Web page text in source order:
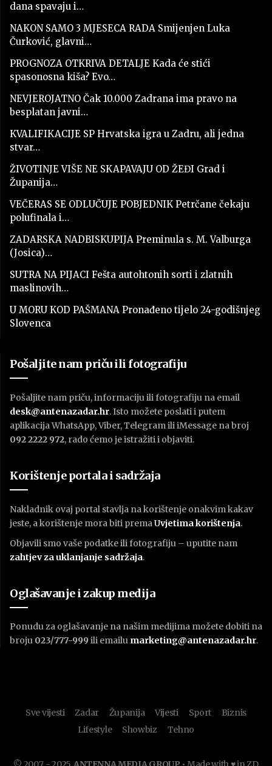
dana spavaju i…
NAKON SAMO 3 MJESECA RADA Smijenjen Luka
Čurković, glavni…
PROGNOZA OTKRIVA DETALJE Kada će stići
spasonosna kiša? Evo…
NEVJEROJATNO Čak 10.000 Zadrana ima pravo na
besplatan javni…
KVALIFIKACIJE SP Hrvatska igra u Zadru, ali jedna
stvar…
ŽIVOTINJE VIŠE NE SKAPAVAJU OD ŽEĐI Grad i
Županija…
VEČERAS SE ODLUČUJE POBJEDNIK Petrčane čekaju
polufinala i…
ZADARSKA NADBISKUPIJA Preminula s. M. Valburga
(Josica)…
SUTRA NA PIJACI Fešta autohtonih sorti i zlatnih
maslinovih…
U MORU KOD PAŠMANA Pronađeno tijelo 24-godišnjeg
Slovenca
Pošaljite nam priču ili fotografiju
Pošaljite nam priču, informaciju ili fotografiju na email
desk@antenazadar.hr. Isto možete poslati i putem
aplikacija WhatsApp, Viber, Telegram ili iMessage na broj
092 2222 972, rado ćemo je istražiti i objaviti.
Korištenje portala i sadržaja
Nakladnik ovaj portal stavlja na korištenje onakvim kakav
jeste, a korištenje mora biti premaUvjetima korištenja.
Objavili smo vaše podatke ili fotografiju – uputite nam
zahtjev za uklanjanje sadržaja.
Oglašavanje i zakup medija
Ponudu za oglašavanje na našim medijima možete dobiti na
broju 023/777-999 ili emailu marketing@antenazadar.hr.
Sve vijesti Zadar Županija Vijesti Sport
Biznis
Lifestyle
Showbiz Tehno